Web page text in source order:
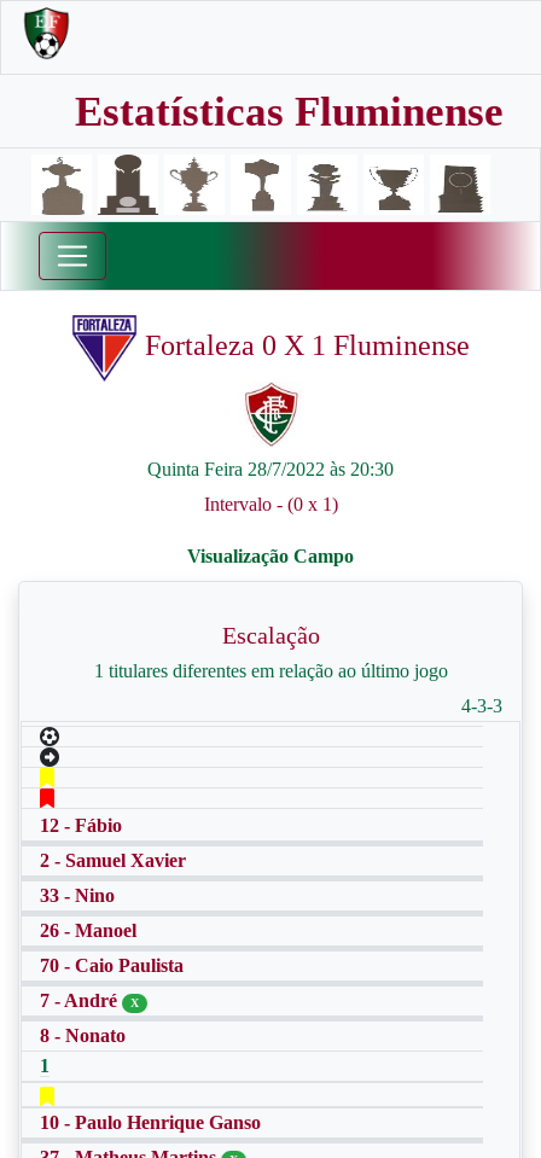
Estatísticas Fluminense
Fortaleza 0 X 1 Fluminense
Quinta Feira 28/7/2022 às 20:30
Intervalo - (0 x 1)
Escalação
1 titulares diferentes em relação ao último jogo
4-3-3
12 - Fábio
2 - Samuel Xavier
33 - Nino
26 - Manoel
70 - Caio Paulista
7 - André
X
8 - Nonato
1
10 - Paulo Henrique Ganso